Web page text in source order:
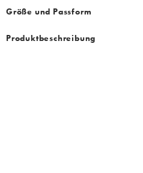
Größe und Passform
Produktbeschreibung